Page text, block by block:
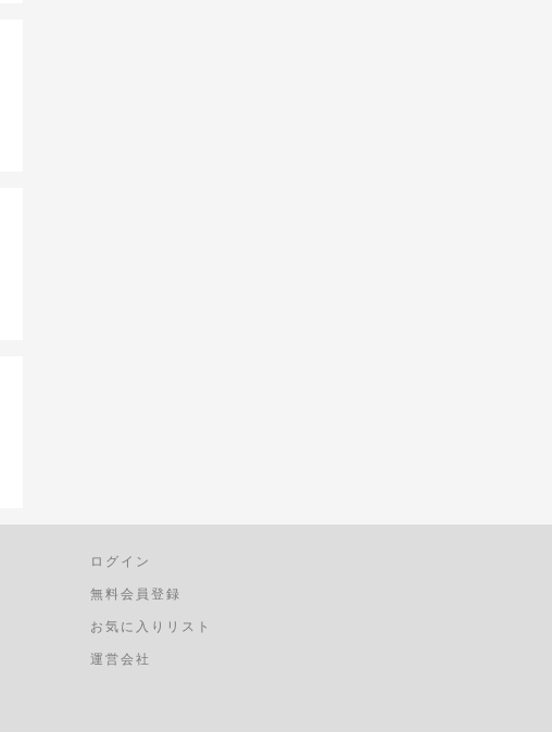
ログイン
無料会員登録
お気に入りリスト
運営会社